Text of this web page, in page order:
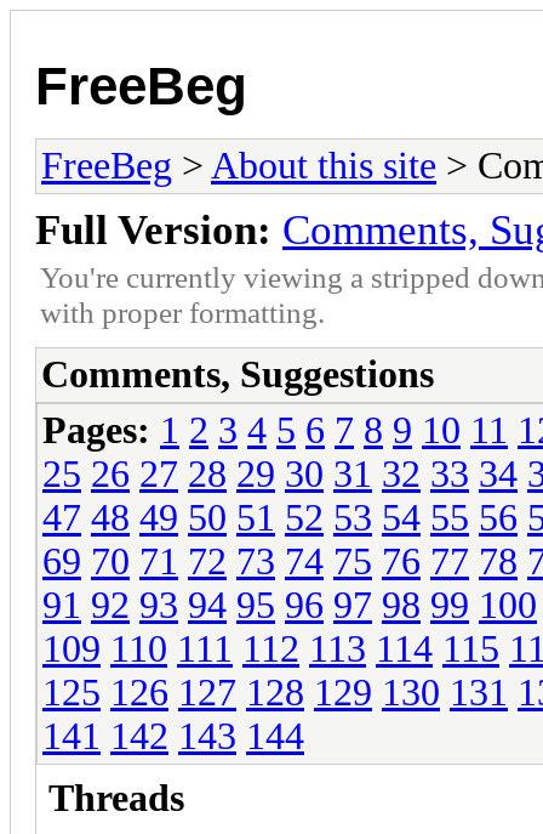
FreeBeg
FreeBeg > About this site >
Full Version: Comments,
You're currently viewing a stripped
with proper formatting.
Comments, Suggestions
Pages: 1 2 3 4 5 6 7 8 9 10 11
25 26 27 28 29 30 31 32 33 34
47 48 49 50 51 52 53 54 55 56
69 70 71 72 73 74 75 76 77 78
91 92 93 94 95 96 97 98 99 100
109 110 111 112 113 114 115
125 126 127 128 129 130 131
141 142 143 144
Threads